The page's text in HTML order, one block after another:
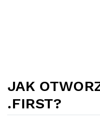
JAK
.FIRST?